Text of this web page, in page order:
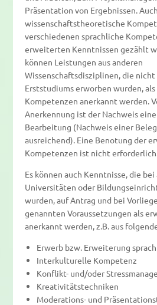
Präsentation von Ergebnissen. Auch
wissenschaftstheoretische
verschiedenen sprachliche
erweiterten Kenntnissen gezählt
können Leistungen aus anderen
Wissenschaftsdisziplinen, die nicht
Erststudiums erworben wurden,
Kompetenzen anerkannt werden.
Anerkennung ist der Nachweis
Bearbeitung (Nachweis einer
ausreichend). Eine Benotung der
Kompetenzen ist nicht erforderlich.
Es können auch Kenntnisse, die bei
Universitäten oder
wurden, auf Antrag und bei
genannten Voraussetzungen als
anerkannt werden, z.B. aus
Erwerb bzw. Erweiterung
Interkulturelle Kompetenz
Konflikt- und/oder
Kreativitätstechniken
Moderations- und